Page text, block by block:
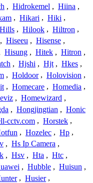
, Hidrokemel , Hiina ,
, Hikari , Hiki ,
Hills , Hilook , Hiltron ,
, Hiseeu , Hisense ,
Hisung , Hitek , Hitron ,
, Hjshi , Hjt , Hkes ,
, Holdoor , Holovision ,
, Homecare , Homedia ,
, Homewizard ,
, Hongjingtian , Honic
cctv.com , Horstek ,
, Hozelec , Hp ,
, Hs Ip Camera ,
, Hsv , Hta , Htc ,
, Hubble , Huisun ,
, Husier ,